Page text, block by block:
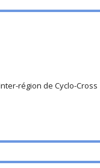
région de Cyclo-Cross